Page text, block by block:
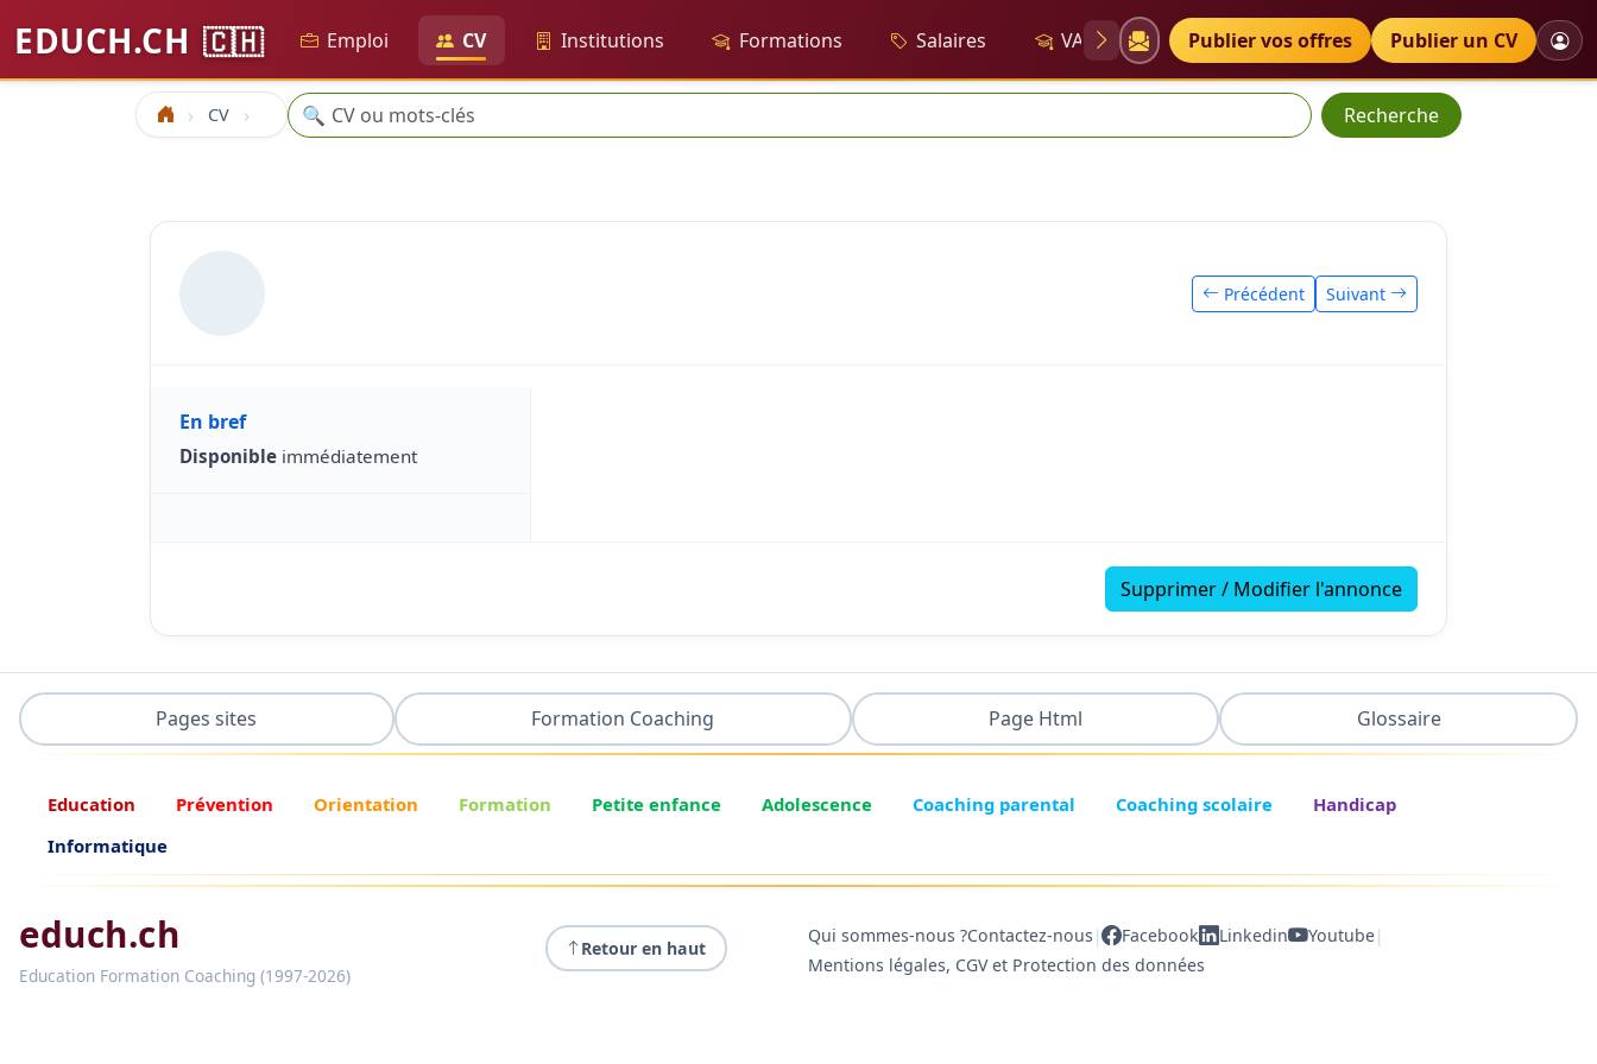
EDUCH.CH 🇨🇭 Emploi CV Institutions Formations Salaires VAE Diplômes Petites annonces
Publier vos offres Publier un CV
Accueil CV Recherche
🔍 Recherche
Précédent Suivant
En bref
Disponible immédiatement
Supprimer / Modifier l'annonce
Pages sites Formation Coaching Page Html Glossaire
Education Prévention Orientation Formation Petite enfance Adolescence Coaching parental Coaching scolaire
Handicap
Informatique
educh.ch
Education Formation Coaching (1997-2026)
Retour en haut
Qui sommes-nous ?Contactez-nous | Facebook Linkedin Youtube|
Mentions légales, CGV et Protection des données